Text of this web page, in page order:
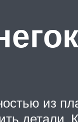
из